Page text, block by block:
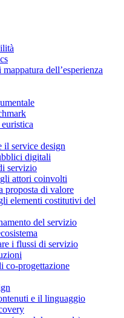
dell’esperienza
il service design
digitali
servizio
attori coinvolti
proposta di valore
elementi costitutivi del
del servizio
i flussi di servizio
co-progettazione
e il linguaggio